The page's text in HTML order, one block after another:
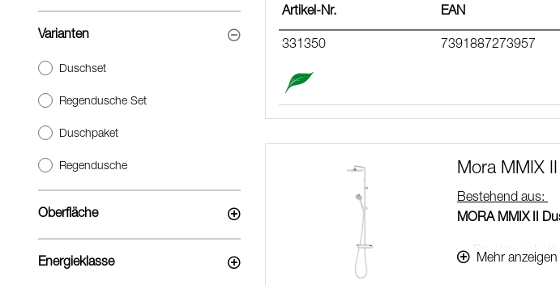
Varianten
Duschset
Regendusche Set
Duschpaket
Regendusche
Oberfläche
Energieklasse
Artikel-Nr. EAN
331350 7391887273957
Mora MMIX
Bestehend aus:
MORA MMIX II
Mehr anzeigen